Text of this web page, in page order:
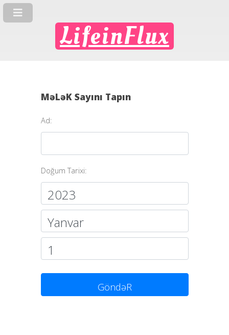
LifeinFlux
MəLəK Sayını Tapın
Ad:
Doğum Tarixi:
GöndəR